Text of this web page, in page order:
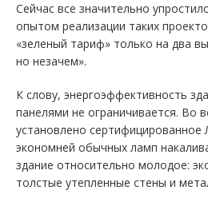
Сейчас все значительно
опытом реализации таких
«зеленый тариф» только на два
но незачем».
К слову, энергоэффективность
панелями не ограничивается. Во
установлено
экономней обычных ламп
здание относительно молодое:
толстые утепленные стены и